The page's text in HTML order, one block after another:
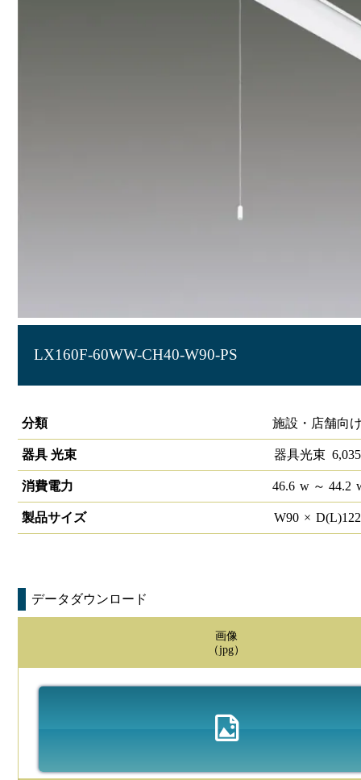
LX160F-60WW-CH40-W90-PS
分類
施設・店舗向
器具 光束 器具光束 6,035
消費電力 46.6 w～ 44.2
製品サイズ W90 × D(L)
データダウンロード
画像
（jpg）